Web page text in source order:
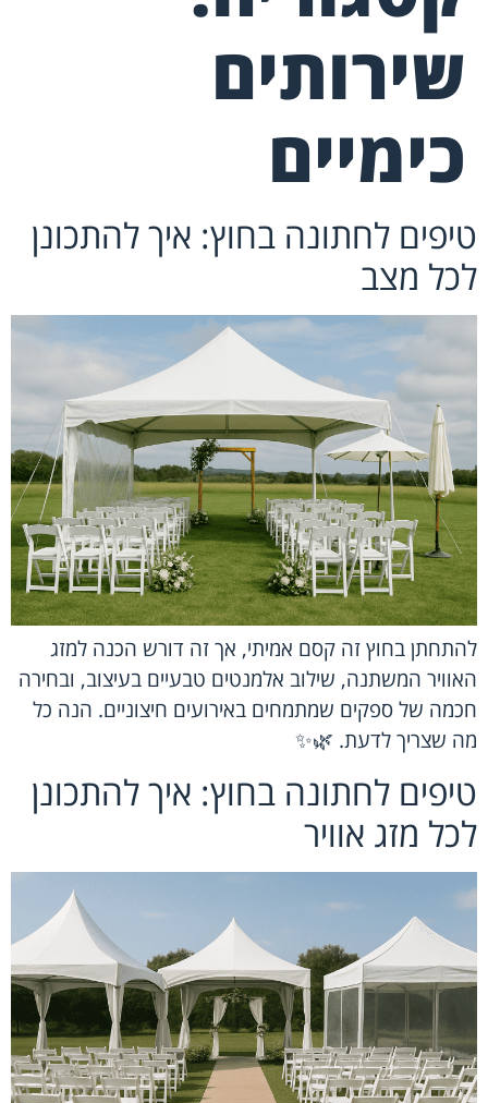
שירותים
כימיים
טיפים לחתונה בחוץ: איך להתכונן
לכל מצב
להתחתן בחוץ זה קסם אמיתי, אך זה דורש הכנה למזג
האוויר המשתנה, שילוב אלמנטים טבעיים בעיצוב, ובחירה
חכמה של ספקים שמתמחים באירועים חיצוניים. הנה כל
מה שצריך לדעת. 🌿✨
טיפים לחתונה בחוץ: איך להתכונן
לכל מזג אוויר